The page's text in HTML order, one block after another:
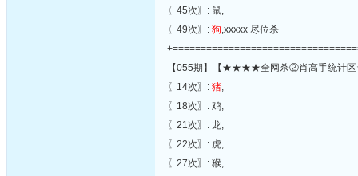
〖45次〗: 鼠,
〖49次〗: 狗,xxxxx 尽位杀
【055期】【★★★★全网杀②肖高手统计
〖14次〗: 猪,
〖18次〗: 鸡,
〖21次〗: 龙,
〖22次〗: 虎,
〖27次〗: 猴,